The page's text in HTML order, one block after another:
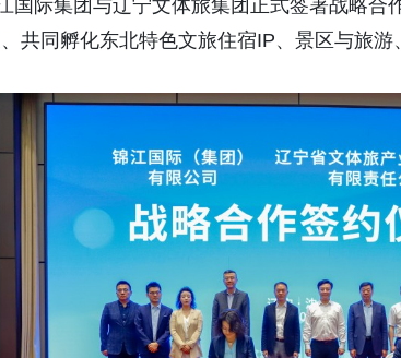
国际集团与辽宁文体旅集团正式签署战略合
共同孵化东北特色文旅住宿IP、景区与旅